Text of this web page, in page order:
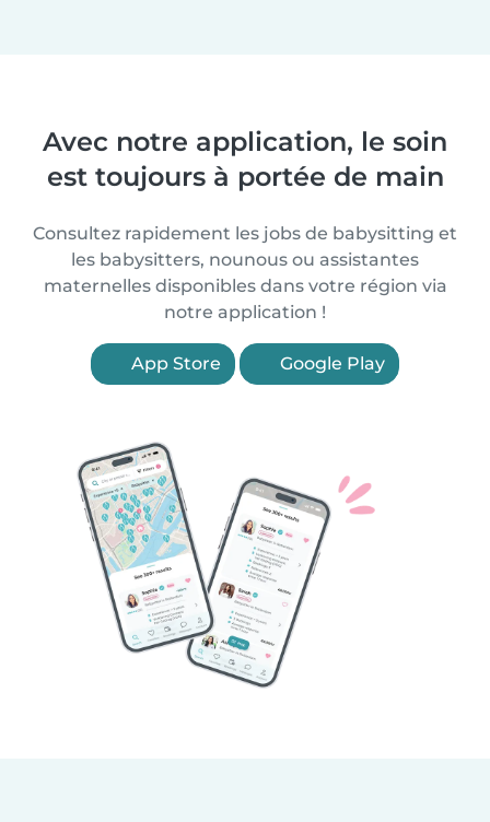
Avec notre application, le soin
est toujours à portée de main
Consultez rapidement les jobs de babysitting et
les babysitters, nounous ou assistantes
maternelles disponibles dans votre région via
notre application !
App Store Google Play